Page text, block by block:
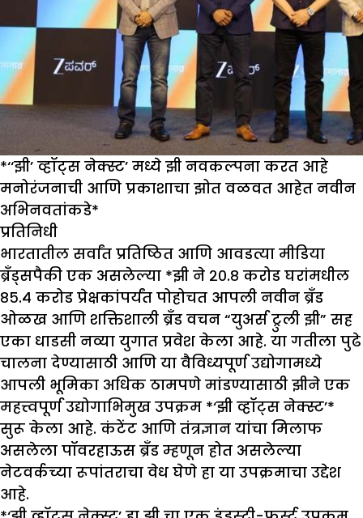
*‘‘झी’ व्हॉट्स नेक्स्ट’ मध्ये झी नवकल्पना करत आहे
मनोरंजनाची आणि प्रकाशाचा झोत वळवत आहेत नवीन
अभिनवतांकडे*
प्रतिनिधी
भारतातील सर्वांत प्रतिष्ठित आणि आवडत्या मीडिया
ब्रँड्सपैकी एक असलेल्या *झी ने २०.८ करोड घरांमधील
८५.४ करोड प्रेक्षकांपर्यंत पोहोचत आपली नवीन ब्रँड
ओळख आणि शक्तिशाली ब्रँड वचन “युअर्स ट्रुली झी” सह
एका धाडसी नव्या युगात प्रवेश केला आहे. या गतीला पुढे
चालना देण्यासाठी आणि या वैविध्यपूर्ण उद्योगामध्ये
आपली भूमिका अधिक ठामपणे मांडण्यासाठी झीने एक
महत्त्वपूर्ण उद्योगाभिमुख उपक्रम *‘झी व्हॉट्स नेक्स्ट’*
सुरू केला आहे. कंटेंट आणि तंत्रज्ञान यांचा मिलाफ
असलेला पॉवरहाऊस ब्रँड म्हणून होत असलेल्या
नेटवर्कच्या रूपांतराचा वेध घेणे हा या उपक्रमाचा उद्देश
आहे.